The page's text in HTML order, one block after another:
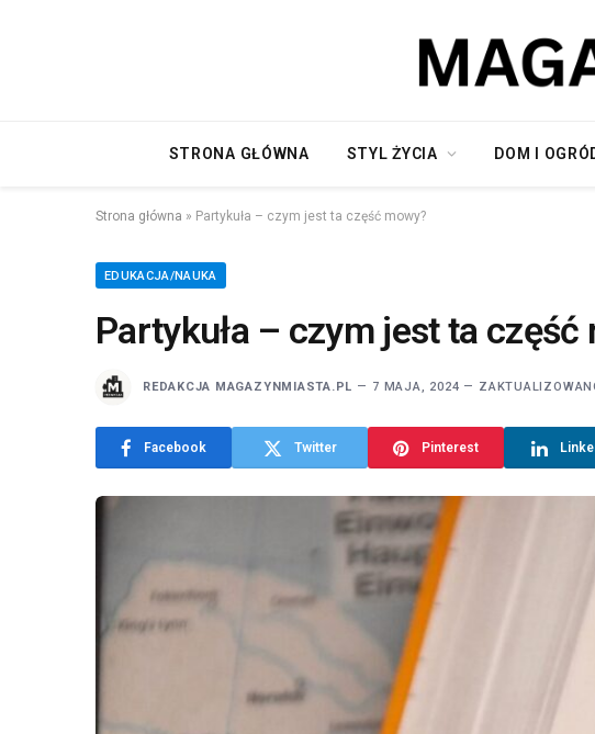
STRONA GŁÓWNA STYL ŻYCIA DOM I
Strona główna » Partykuła – czym jest ta część mowy?
EDUKACJA/NAUKA
Partykuła – czym jest ta część
REDAKCJA MAGAZYNMIASTA.PL 7 MAJA, 2024
Facebook Twitter Pinterest